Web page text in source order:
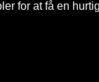
for at få en